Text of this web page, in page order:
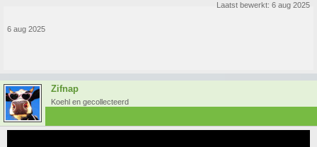
Laatst bewerkt: 6 aug 2025
6 aug 2025
Zifnap
Koehl en gecollecteerd